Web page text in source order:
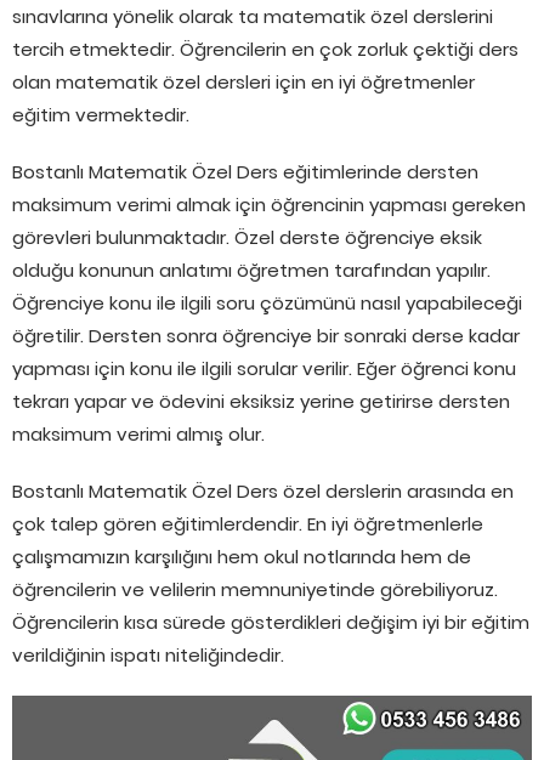
sınavlarına yönelik olarak ta matematik özel derslerini
tercih etmektedir. Öğrencilerin en çok zorluk çektiği ders
olan matematik özel dersleri için en iyi öğretmenler
eğitim vermektedir.
Bostanlı Matematik Özel Ders eğitimlerinde dersten
maksimum verimi almak için öğrencinin yapması gereken
görevleri bulunmaktadır. Özel derste öğrenciye eksik
olduğu konunun anlatımı öğretmen tarafından yapılır.
Öğrenciye konu ile ilgili soru çözümünü nasıl yapabileceği
öğretilir. Dersten sonra öğrenciye bir sonraki derse kadar
yapması için konu ile ilgili sorular verilir. Eğer öğrenci konu
tekrarı yapar ve ödevini eksiksiz yerine getirirse dersten
maksimum verimi almış olur.
Bostanlı Matematik Özel Ders özel derslerin arasında en
çok talep gören eğitimlerdendir. En iyi öğretmenlerle
çalışmamızın karşılığını hem okul notlarında hem de
öğrencilerin ve velilerin memnuniyetinde görebiliyoruz.
Öğrencilerin kısa sürede gösterdikleri değişim iyi bir eğitim
verildiğinin ispatı niteliğindedir.